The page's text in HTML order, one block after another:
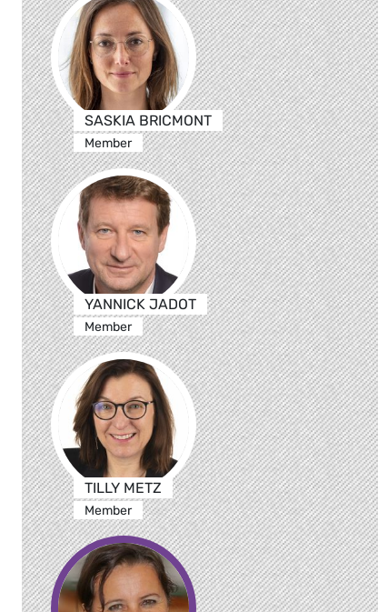
SASKIA BRICMONT
Member
YANNICK JADOT
Member
TILLY METZ
Member